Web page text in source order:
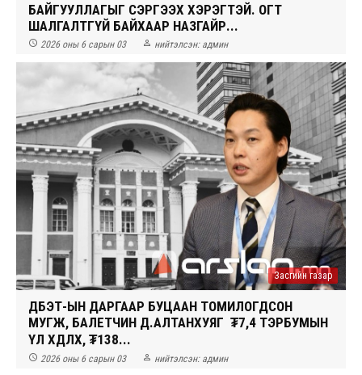
БАЙГУУЛЛАГЫГ СЭРГЭЭХ ХЭРЭГТЭЙ. ОГТ
ШАЛГАЛТГҮЙ БАЙХААР НАЗГАЙР...
 2026 оны 6 сарын 03  нийтэлсэн: админ
Засгийн газар
ДБЭТ-ЫН ДАРГААР БУЦААН ТОМИЛОГДСОН
МУГЖ, БАЛЕТЧИН Д.АЛТАНХУЯГ ₮7,4 ТЭРБУМЫН
ҮЛ ХӨДЛӨХ, ₮138...
 2026 оны 6 сарын 03  нийтэлсэн: админ